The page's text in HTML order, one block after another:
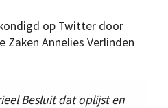
op Twitter door
Zaken Annelies Verlinden
Besluit dat oplijst en